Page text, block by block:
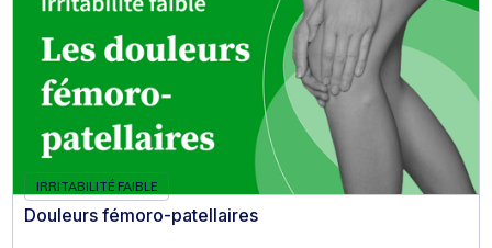
IRRITABILITÉ FAIBLE
Douleurs fémoro-patellaires